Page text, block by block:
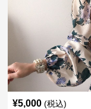
¥5,000 (税込)